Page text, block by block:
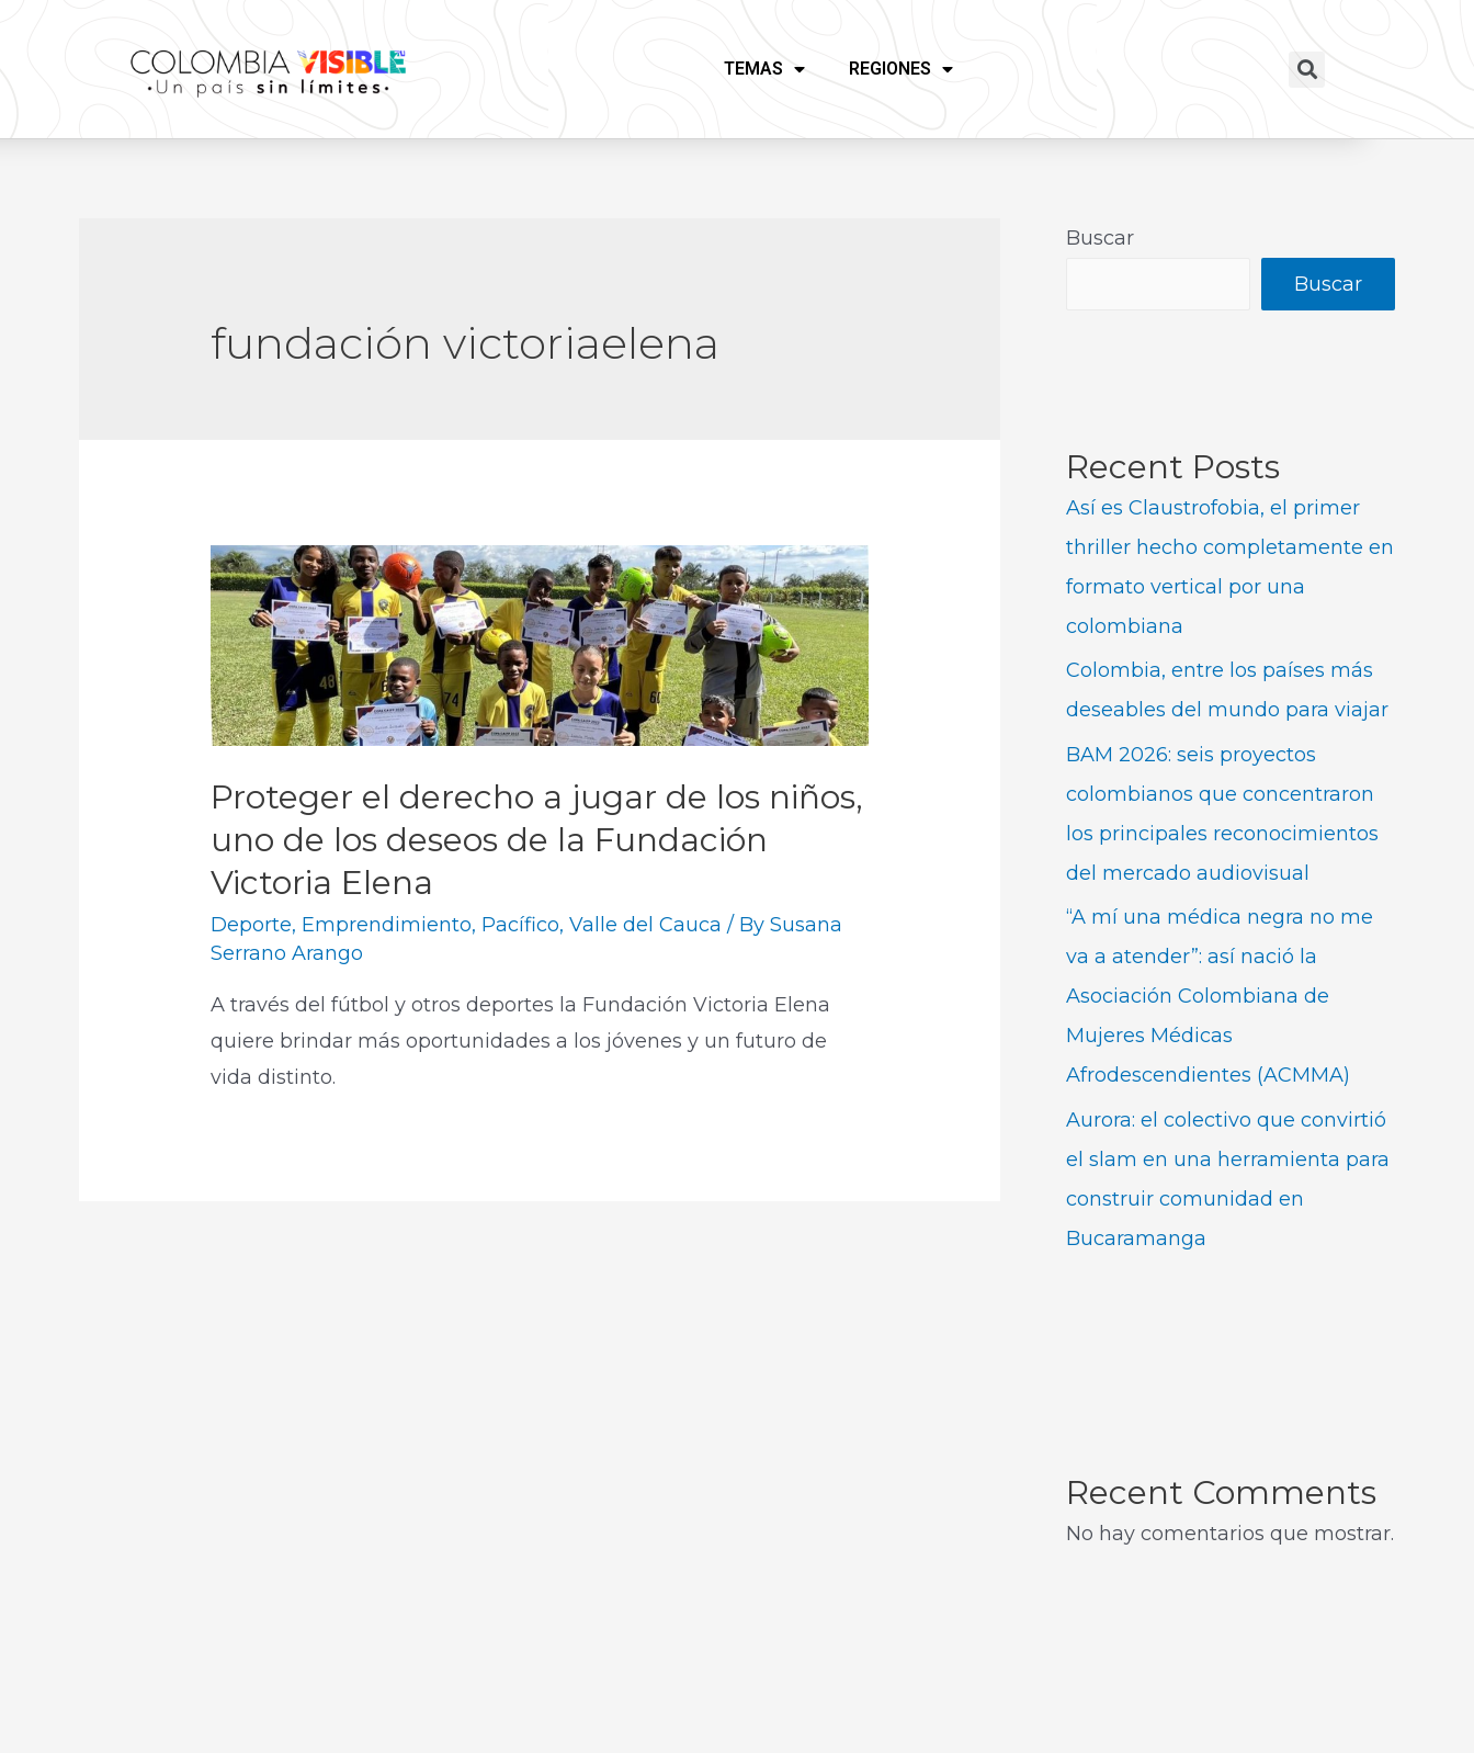
TEMAS REGIONES
fundación victoriaelena
Proteger el derecho a jugar de los niños,
uno de los deseos de la Fundación
Victoria Elena
Deporte, Emprendimiento, Pacífico,Valle del Cauca / BySusana
Serrano Arango
A través del fútbol y otros deportes la Fundación Victoria Elena
quiere brindar más oportunidades a los jóvenes y un futuro de
vida distinto.
Buscar
Buscar
Recent Posts
Así es Claustrofobia, el primer
thriller hecho completamente en
formato vertical por una
colombiana
Colombia, entre los países más
deseables del mundo para viajar
BAM 2026: seis proyectos
colombianos que concentraron
los principales reconocimientos
del mercado audiovisual
“A mí una médica negra no me
va a atender”: así nació la
Asociación Colombiana de
Mujeres Médicas
Afrodescendientes (ACMMA)
Aurora: el colectivo que convirtió
el slam en una herramienta para
construir comunidad en
Bucaramanga
Recent Comments
No hay comentarios que mostrar.